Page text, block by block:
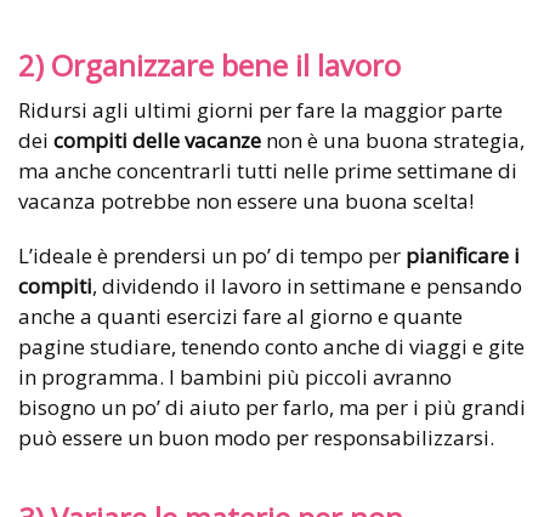
2) Organizzare bene il lavoro
Ridursi agli ultimi giorni per fare la maggior parte
dei compiti delle vacanze non è una buona strategia,
ma anche concentrarli tutti nelle prime settimane di
vacanza potrebbe non essere una buona scelta!
L’ideale è prendersi un po’ di tempo per pianificare i
compiti, dividendo il lavoro in settimane e pensando
anche a quanti esercizi fare al giorno e quante
pagine studiare, tenendo conto anche di viaggi e gite
in programma. I bambini più piccoli avranno
bisogno un po’ di aiuto per farlo, ma per i più grandi
può essere un buon modo per responsabilizzarsi.